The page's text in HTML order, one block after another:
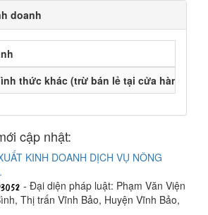
doanh
thức khác (trừ bán lẻ tại cửa hàng,
cập nhật:
KINH DOANH DỊCH VỤ NÔNG
- Đại diện pháp luật: Phạm Văn Viện
Thị trấn Vĩnh Bảo, Huyện Vĩnh Bảo,